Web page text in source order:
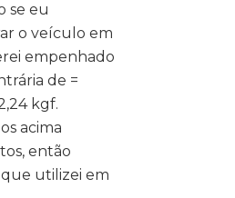
se eu
o veículo em
empenhado
de =
kgf.
acima
então
utilizei em